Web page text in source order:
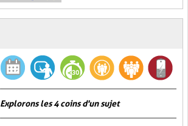
Explorons les 4 coins d'un sujet